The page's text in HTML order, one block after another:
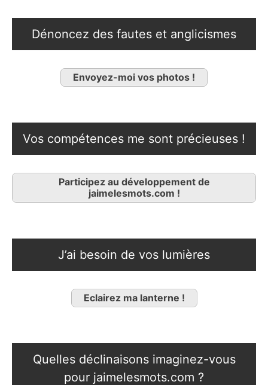
Dénoncez des fautes et anglicismes
Envoyez-moi vos photos !
Vos compétences me sont précieuses !
Participez au développement de
jaimelesmots.com !
J’ai besoin de vos lumières
Eclairez ma lanterne !
Quelles déclinaisons imaginez-vous
pour jaimelesmots.com ?